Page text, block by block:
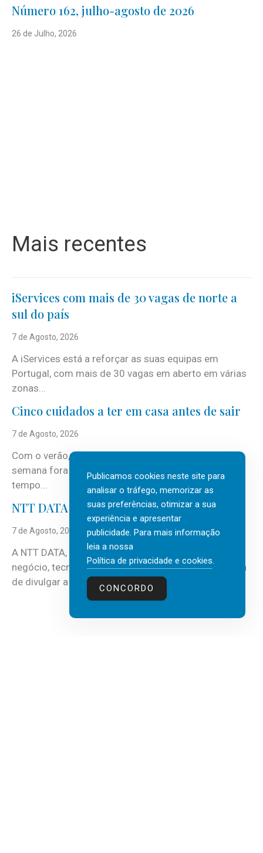
Número 162, julho-agosto de 2026
26 de Julho, 2026
Mais recentes
iServices com mais de 30 vagas de norte a
sul do país
7 de Agosto, 2026
A iServices está a reforçar as suas equipas em
Portugal, com mais de 30 vagas em aberto em várias
zonas...
Cinco cuidados a ter em casa antes de sair
7 de Agosto, 2026
Com o verão, chegam também as férias, os fins-de-
semana fora e os dias em que a casa fica mais
tempo...
NTT DATA Insurtech Global Outlook 2026
7 de Agosto, 2026
A NTT DATA, consultora global em serviços de
negócio, tecnologia e inteligência artificial (IA), acaba
de divulgar a mais recente...
Publicamos cookies neste site para
analisar o tráfego, memorizar as
suas preferências, otimizar a sua
experiência e apresentar
publicidade. Para mais informação
leia a nossa
Política de privacidade e cookies.
CONCORDO